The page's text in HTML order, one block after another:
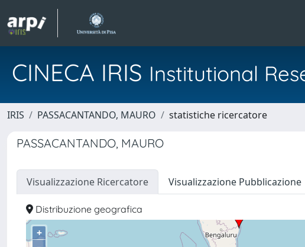
CINECA IRIS Institutional
IRIS PASSACANTANDO, MAURO statistiche ricercatore
PASSACANTANDO, MAURO
Visualizzazione Ricercatore Visualizzazione Pubblicazione
Distribuzione geografica
+